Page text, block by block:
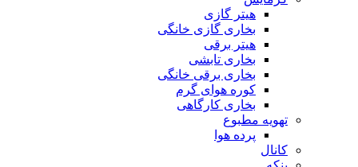
هیتر گازی
بخاری گازی خانگی
هیتر برقی
بخاری تابشی
بخاری برقی خانگی
کوره هوای گرم
بخاری کارگاهی
تهویه مطبوع
پرده هوا
کانال